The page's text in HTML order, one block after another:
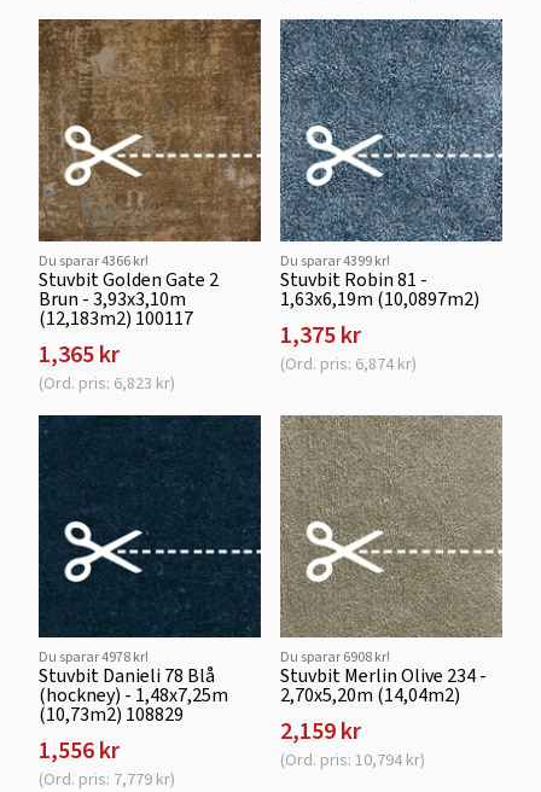
Du sparar 4366 kr!
Stuvbit Golden Gate 2
Brun - 3,93x3,10m
(12,183m2) 100117
1,365 kr
(Ord. pris: 6,823 kr)
Du sparar 4399 kr!
Stuvbit Robin 81 -
1,63x6,19m (10,0897m2)
1,375 kr
(Ord. pris: 6,874 kr)
Du sparar 4978 kr!
Stuvbit Danieli 78 Blå
(hockney) - 1,48x7,25m
(10,73m2) 108829
1,556 kr
(Ord. pris: 7,779 kr)
Du sparar 6908 kr!
Stuvbit Merlin Olive 234 -
2,70x5,20m (14,04m2)
2,159 kr
(Ord. pris: 10,794 kr)